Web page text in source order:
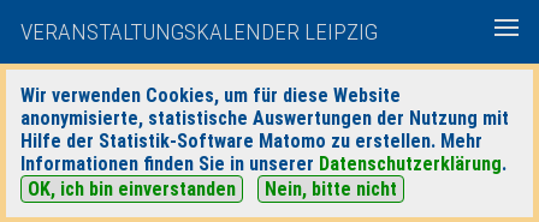
VERANSTALTUNGSKALENDER LEIPZIG
Wir verwenden Cookies, um für diese Website
anonymisierte, statistische Auswertungen der Nutzung mit
Hilfe der Statistik-Software Matomo zu erstellen. Mehr
Informationen finden Sie in unserer Datenschutzerklärung.
OK, ich bin einverstanden
Nein, bitte nicht
heute|morgen| Detaillierte Suche